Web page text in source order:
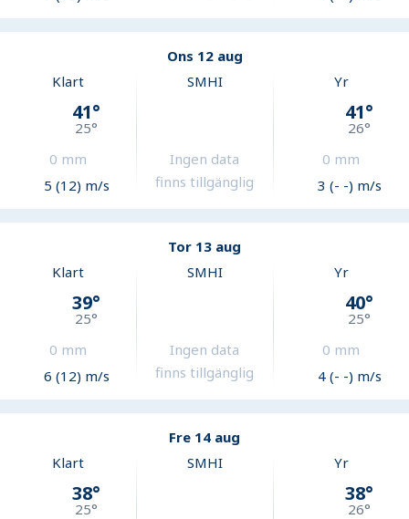
Ons 12 aug
Klart
41°
25°
0 mm
5 (12) m/s
SMHI
Ingen data
finns tillgänglig
Yr
41°
26°
0 mm
3 (- -) m/s
Tor 13 aug
Klart
39°
25°
0 mm
6 (12) m/s
SMHI
Ingen data
finns tillgänglig
Yr
40°
25°
0 mm
4 (- -) m/s
Fre 14 aug
Klart
38°
25°
SMHI Yr
38°
26°